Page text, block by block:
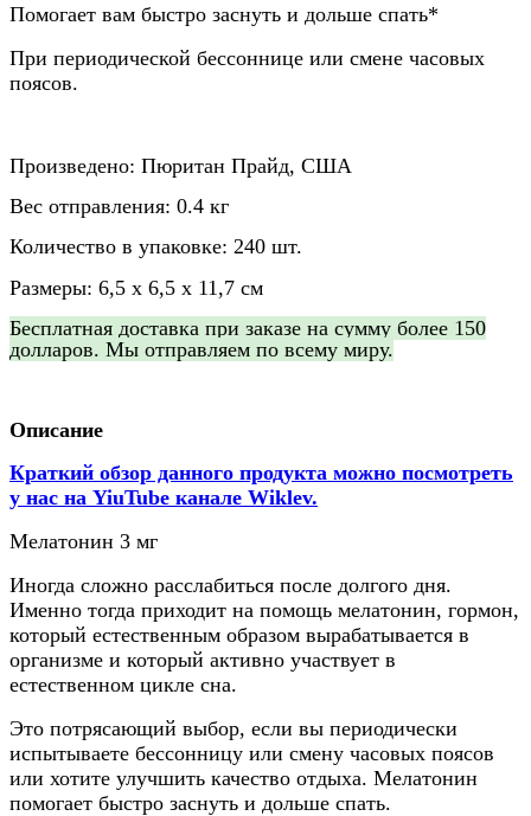
Помогает вам быстро заснуть и дольше спать*
При периодической бессоннице или смене часовых
поясов.
Произведено: Пюритан Прайд, США
Вес отправления: 0.4 кг
Количество в упаковке: 240 шт.
Размеры: 6,5 x 6,5 x 11,7 см
Бесплатная доставка при заказе на сумму более 150
долларов. Мы отправляем по всему миру.
Описание
Краткий обзор данного продукта можно посмотреть
у нас на YiuTube канале Wiklev.
Мелатонин 3 мг
Иногда сложно расслабиться после долгого дня.
Именно тогда приходит на помощь мелатонин, гормон,
который естественным образом вырабатывается в
организме и который активно участвует в
естественном цикле сна.
Это потрясающий выбор, если вы периодически
испытываете бессонницу или смену часовых поясов
или хотите улучшить качество отдыха. Мелатонин
помогает быстро заснуть и дольше спать.